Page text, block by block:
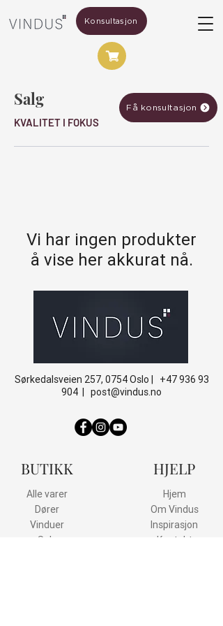
Konsultasjon
Salg
KVALITET I FOKUS
Få konsultasjon
Vi har ingen produkter
å vise her akkurat nå.
Sørkedalsveien 257, 0754 Oslo | +47 936 93
904 | post@vindus.no
BUTIKK
Alle varer
Dører
Vinduer
Salg
HJELP
Hjem
Om Vindus
Inspirasjon
Kontakt